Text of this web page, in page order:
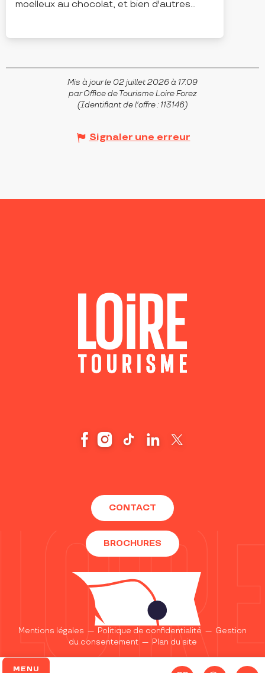
MENU
moelleux au chocolat, et bien d'autres...
Mis à jour le 02 juillet 2026 à 17:09
par Office de Tourisme Loire Forez
(Identifiant de l'offre : 113146)
Signaler une erreur
CONTACT
BROCHURES
Mentions légales — Politique de confidentialité — Gestion
du consentement— Plan du site